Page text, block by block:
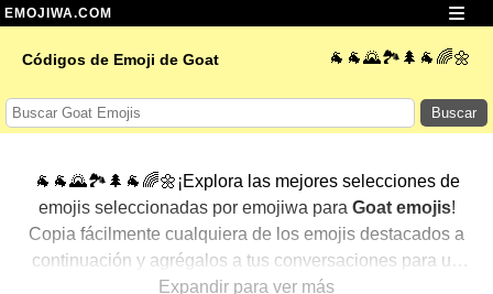
EMOJIWA.COM
Códigos de Emoji de Goat 🐐🐐🌄🏞️🌲🐐🌈🌼
Buscar
🐐🐐🌄🏞️🌲🐐🌈🌼¡Explora las mejores selecciones de
emojis seleccionadas por emojiwa para Goat emojis!
Copia fácilmente cualquiera de los emojis destacados a
continuación y agrégalos a tus conversaciones para un
toque personalizado. Hemos seleccionado una variedad
Expandir para ver más